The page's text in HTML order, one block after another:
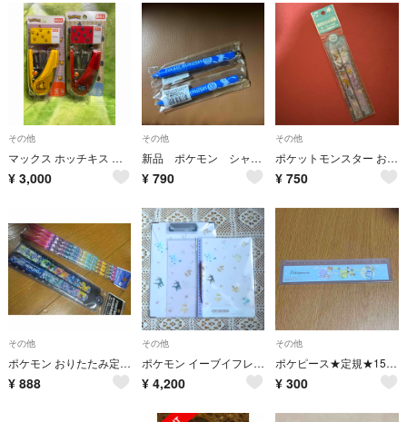
その他
マックス ホッチキス サクリ ポケモンデザイン ピカチュウ ルカリオ 2個セット
¥ 3,000
その他
新品 ポケモン シャーペン2本セット
¥ 790
その他
ポケットモンスター おりたたみ定規 15-30cm イーブイ進化 ものさし
¥ 750
その他
ポケモン おりたたみ定規 ＋鉛筆
¥ 888
その他
ポケモン イーブイフレンズ クリップボード ノート 下敷き シャーペン セット
¥ 4,200
その他
ポケピース★定規★15cm
¥ 300